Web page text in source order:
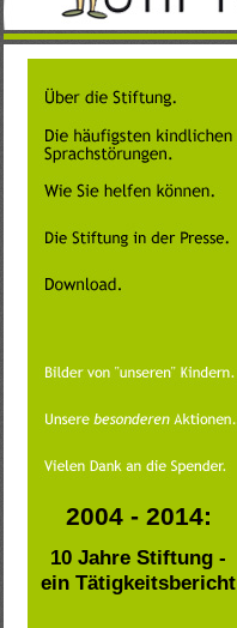
2004 - 2014:
10 Jahre Stiftung -
ein Tätigkeitsbericht